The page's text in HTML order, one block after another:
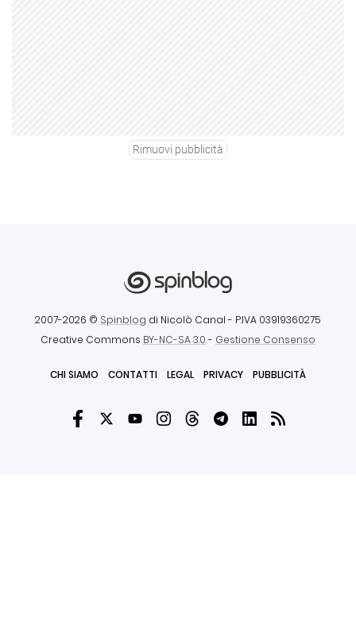
Rimuovi pubblicità
2007-2026 © Spinblog di Nicolò Canal - P.IVA 03919360275
Creative Commons BY-NC-SA 3.0- Gestione Consenso
CHI SIAMO CONTATTI LEGAL PRIVACY PUBBLICITÀ